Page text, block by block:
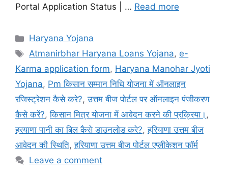
Portal Application Status | … Read more
Categories
Haryana Yojana
Tags
Atmanirbhar Haryana Loans Yojana, e-
Karma application form, Haryana Manohar Jyoti
Yojana, Pm किसान सम्मान निधि योजना में ऑनलाइन
रजिस्ट्रेशन कैसे करे?,उत्तम बीज पोर्टल पर ऑनलाइन पंजीकरण
कैसे करें?,किसान मित्र योजना में आवेदन करने की प्रक्रिया। ,
हरयाणा पानी का बिल कैसे डाउनलोड करे?,हरियाणा उत्तम बीज
आवेदन की स्थिति,हरियाणा उत्तम बीज पोर्टल एप्लीकेशन फॉर्म
Leave a comment